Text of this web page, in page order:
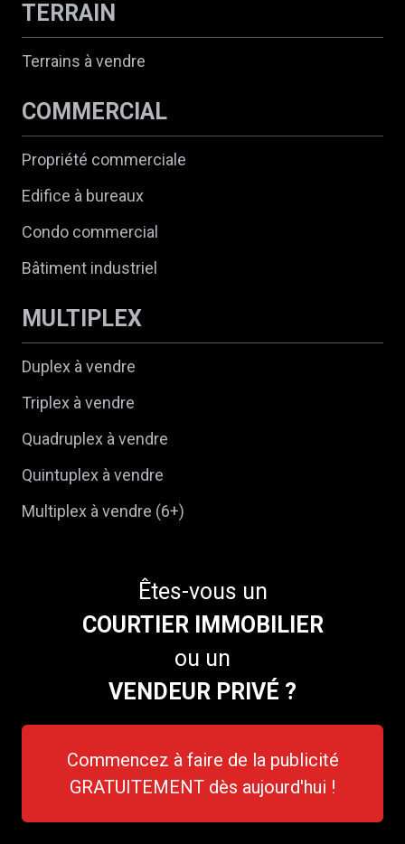
TERRAIN
Terrains à vendre
COMMERCIAL
Propriété commerciale
Edifice à bureaux
Condo commercial
Bâtiment industriel
MULTIPLEX
Duplex à vendre
Triplex à vendre
Quadruplex à vendre
Quintuplex à vendre
Multiplex à vendre (6+)
Êtes-vous un
COURTIER IMMOBILIER
ou un
VENDEUR PRIVÉ ?
Commencez à faire de la publicité
GRATUITEMENT dès aujourd'hui !